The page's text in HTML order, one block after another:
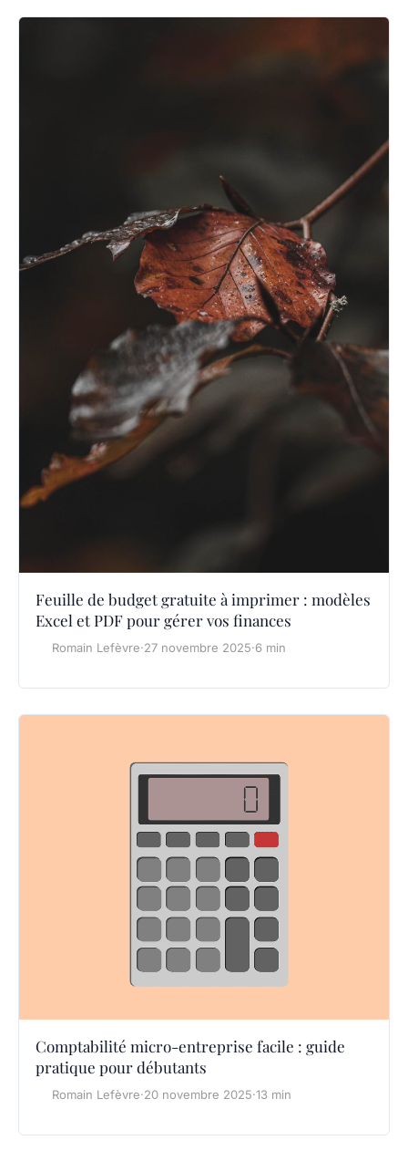
Feuille de budget gratuite à imprimer : modèles
Excel et PDF pour gérer vos finances
Romain Lefèvre·27 novembre 2025·6 min
Comptabilité micro-entreprise facile : guide
pratique pour débutants
Romain Lefèvre·20 novembre 2025·13 min